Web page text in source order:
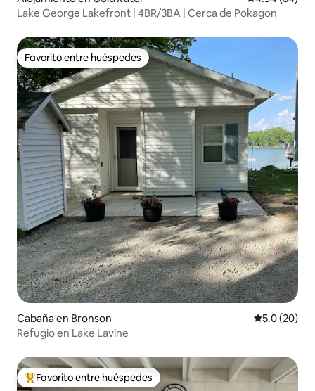
Lake George Lakefront | 4BR/3BA | Cerca de Pokagon
Favorito entre huéspedes
Favorito entre huéspedes
Cabaña en Bronson Calificación
5.0 (20)
Refugio en Lake Lavine
Favorito entre huéspedes preferido
Favorito entre huéspedes